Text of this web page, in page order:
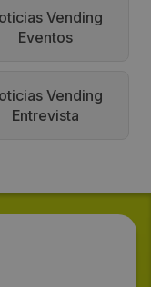
Vending
Eventos
Vending
Entrevista